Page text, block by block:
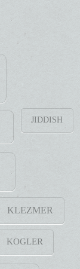
JIDDISH
KLEZMER
KOGLER